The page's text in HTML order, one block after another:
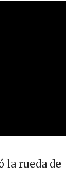
la rueda de